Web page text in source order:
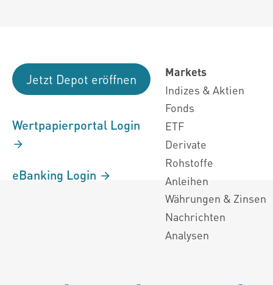
Jetzt Depot eröffnen
Wertpapierportal Login
eBanking Login
Markets
Indizes & Aktien
Fonds
ETF
Derivate
Rohstoffe
Anleihen
Währungen & Zinsen
Nachrichten
Analysen